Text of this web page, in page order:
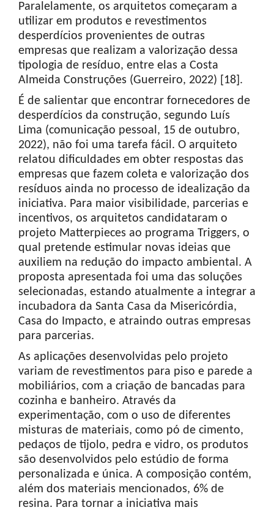
Paralelamente, os arquitetos começaram a
utilizar em produtos e revestimentos
desperdícios provenientes de outras
empresas que realizam a valorização dessa
tipologia de resíduo, entre elas a Costa
Almeida Construções (Guerreiro, 2022) [18].
É de salientar que encontrar fornecedores de
desperdícios da construção, segundo Luís
Lima (comunicação pessoal, 15 de outubro,
2022), não foi uma tarefa fácil. O arquiteto
relatou dificuldades em obter respostas das
empresas que fazem coleta e valorização dos
resíduos ainda no processo de idealização da
iniciativa. Para maior visibilidade, parcerias e
incentivos, os arquitetos candidataram o
projeto Matterpieces ao programa Triggers, o
qual pretende estimular novas ideias que
auxiliem na redução do impacto ambiental. A
proposta apresentada foi uma das soluções
selecionadas, estando atualmente a integrar a
incubadora da Santa Casa da Misericórdia,
Casa do Impacto, e atraindo outras empresas
para parcerias.
As aplicações desenvolvidas pelo projeto
variam de revestimentos para piso e parede a
mobiliários, com a criação de bancadas para
cozinha e banheiro. Através da
experimentação, com o uso de diferentes
misturas de materiais, como pó de cimento,
pedaços de tijolo, pedra e vidro, os produtos
são desenvolvidos pelo estúdio de forma
personalizada e única. A composição contém,
além dos materiais mencionados, 6% de
resina. Para tornar a iniciativa mais